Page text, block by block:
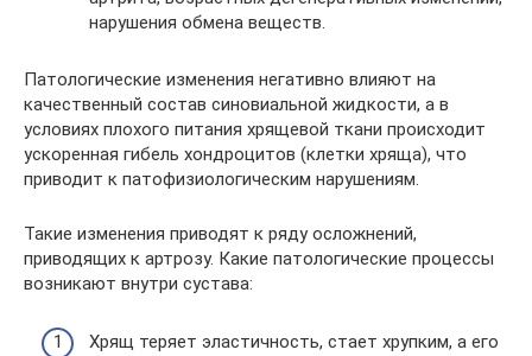
нарушения обмена веществ.
Патологические изменения негативно влияют на
качественный состав синовиальной жидкости, а в
условиях плохого питания хрящевой ткани происходит
ускоренная гибель хондроцитов (клетки хряща), что
приводит к патофизиологическим нарушениям.
Такие изменения приводят к ряду осложнений,
приводящих к артрозу. Какие патологические процессы
возникают внутри сустава:
Хрящ теряет эластичность, стает хрупким, а его